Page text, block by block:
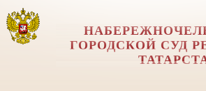
ГОРОДСКОЙ СУД